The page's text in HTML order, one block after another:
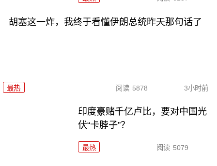
胡塞这一炸，我终于看懂伊朗总统昨天那句话了
最热 阅读 5878 3小时前
印度豪赌千亿卢比，要对中国光
伏“卡脖子”？
最热 阅读 5079